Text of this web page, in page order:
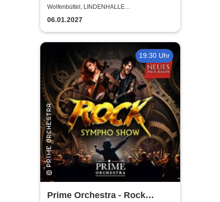
draußen!
Wolfenbüttel, LINDENHALLE
WOLFENBÜTTEL
06.01.2027
19:30 Uhr
Prime Orchestra - Rock